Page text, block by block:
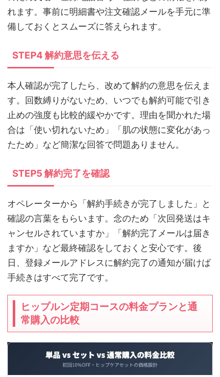
れます。事前に明細書や注文確認メールを手元に準
備しておくとスムーズに答えられます。
STEP4 解約意思を伝える
本人確認が完了したら、改めて解約の意思を伝えま
す。回数縛りがないため、いつでも解約可能で引き
止めの強度も比較的緩やかです。理由を聞かれた場
合は「使い切れないため」「肌の状態に変化があっ
たため」など簡潔な回答で問題ありません。
STEP5 解約完了を確認
オペレーターから「解約手続きが完了しました」と
確認の言葉をもらいます。念のため「次回発送はキ
ャンセルされていますか」「解約完了メールは届き
ますか」など最終確認をしておくと安心です。後
日、登録メールアドレスに解約完了の通知が届けば
手続きはすべて完了です。
ヒップルン定期コースの料金プランと通
常購入の比較